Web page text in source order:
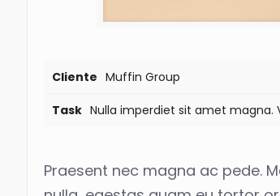
Cliente Muffin Group
Task Nulla imperdiet sit amet magna.
Praesent nec magna ac pede.